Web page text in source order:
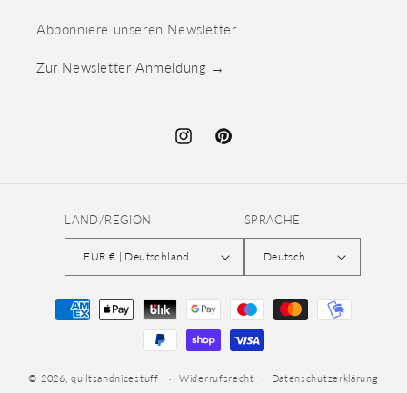
Abbonniere unseren Newsletter
Zur Newsletter Anmeldung →
InstagramPinterest
LAND/REGION
EUR € | Deutschland
SPRACHE
Deutsch
Zahlungsmethoden
© 2026,quiltsandnicestuff Widerrufsrecht Datenschutzerklärung